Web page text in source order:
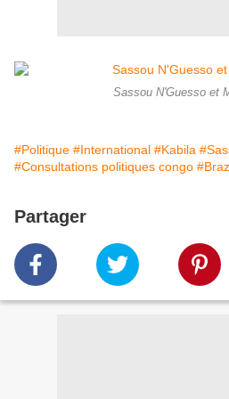
Sassou N'Guesso et
#Politique #International #Kabila
#Consultations politiques congo
Partager